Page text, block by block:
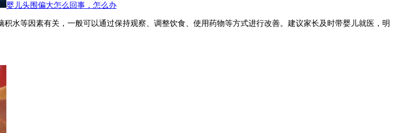
婴儿头围偏大怎么回事，怎么办
水等因素有关，一般可以通过保持观察、调整饮食、使用药物等方式进行改善。建议家长及时带婴儿就医，明